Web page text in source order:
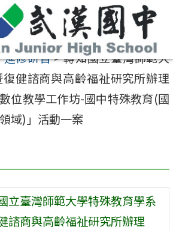
進修研習>轉知國立臺灣師範大
健諮商與高齡福祉研究所辦理
位教學工作坊-國中特殊教育(國
域)」活動一案
立臺灣師範大學特殊教育學系
諮商與高齡福祉研究所辦理